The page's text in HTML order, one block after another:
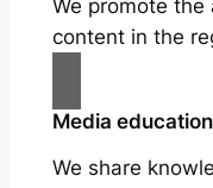
We promote
content in the
Media education
We share